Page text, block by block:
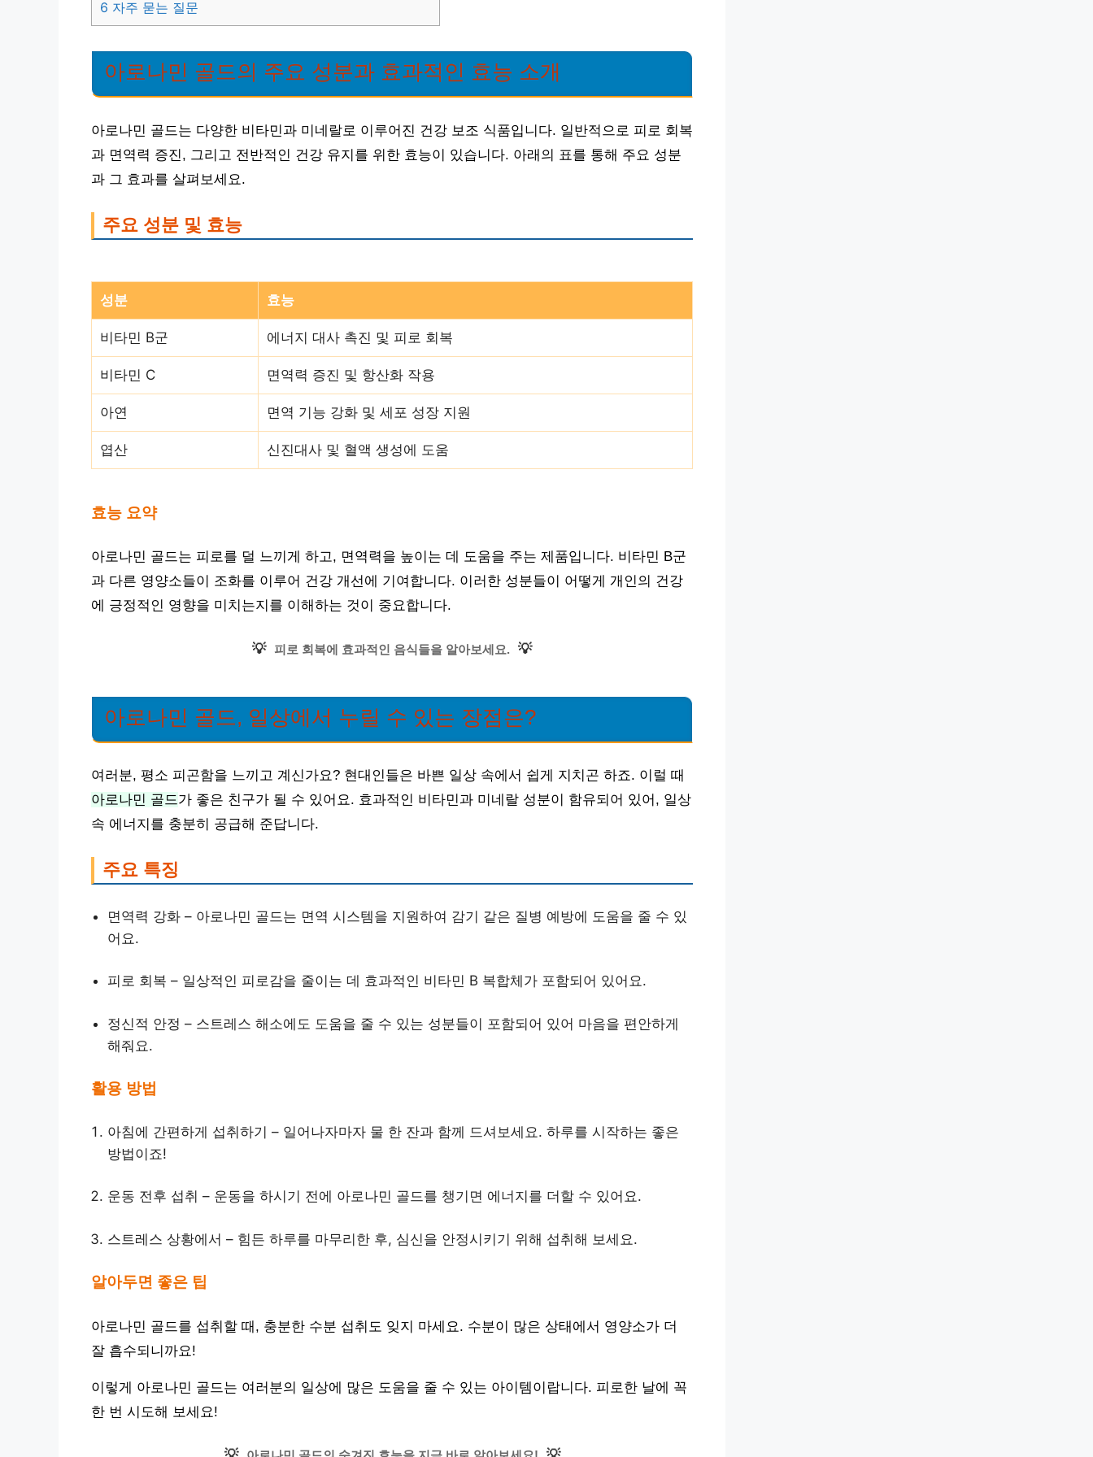
6 자주 묻는 질문
아로나민 골드의 주요 성분과 효과적인 효능 소개
아로나민 골드는 다양한 비타민과 미네랄로 이루어진 건강 보조 식품입니다. 일반적으로 피로 회복
과 면역력 증진, 그리고 전반적인 건강 유지를 위한 효능이 있습니다. 아래의 표를 통해 주요 성분
과 그 효과를 살펴보세요.
주요 성분 및 효능
성분 효능
비타민 B군 에너지 대사 촉진 및 피로 회복
비타민 C 면역력 증진 및 항산화 작용
아연 면역 기능 강화 및 세포 성장 지원
엽산 신진대사 및 혈액 생성에 도움
효능 요약
아로나민 골드는 피로를 덜 느끼게 하고, 면역력을 높이는 데 도움을 주는 제품입니다. 비타민 B군
과 다른 영양소들이 조화를 이루어 건강 개선에 기여합니다. 이러한 성분들이 어떻게 개인의 건강
에 긍정적인 영향을 미치는지를 이해하는 것이 중요합니다.
💡 피로 회복에 효과적인 음식들을 알아보세요. 💡
아로나민 골드, 일상에서 누릴 수 있는 장점은?
여러분, 평소 피곤함을 느끼고 계신가요? 현대인들은 바쁜 일상 속에서 쉽게 지치곤 하죠. 이럴 때
아로나민 골드가 좋은 친구가 될 수 있어요. 효과적인 비타민과 미네랄 성분이 함유되어 있어, 일상
속 에너지를 충분히 공급해 준답니다.
주요 특징
면역력 강화 – 아로나민 골드는 면역 시스템을 지원하여 감기 같은 질병 예방에 도움을 줄 수 있
어요.
피로 회복 – 일상적인 피로감을 줄이는 데 효과적인 비타민 B 복합체가 포함되어 있어요.
정신적 안정 – 스트레스 해소에도 도움을 줄 수 있는 성분들이 포함되어 있어 마음을 편안하게
해줘요.
활용 방법
아침에 간편하게 섭취하기 – 일어나자마자 물 한 잔과 함께 드셔보세요. 하루를 시작하는 좋은
방법이죠!
운동 전후 섭취 – 운동을 하시기 전에 아로나민 골드를 챙기면 에너지를 더할 수 있어요.
스트레스 상황에서 – 힘든 하루를 마무리한 후, 심신을 안정시키기 위해 섭취해 보세요.
알아두면 좋은 팁
아로나민 골드를 섭취할 때, 충분한 수분 섭취도 잊지 마세요. 수분이 많은 상태에서 영양소가 더
잘 흡수되니까요!
이렇게 아로나민 골드는 여러분의 일상에 많은 도움을 줄 수 있는 아이템이랍니다. 피로한 날에 꼭
한 번 시도해 보세요!